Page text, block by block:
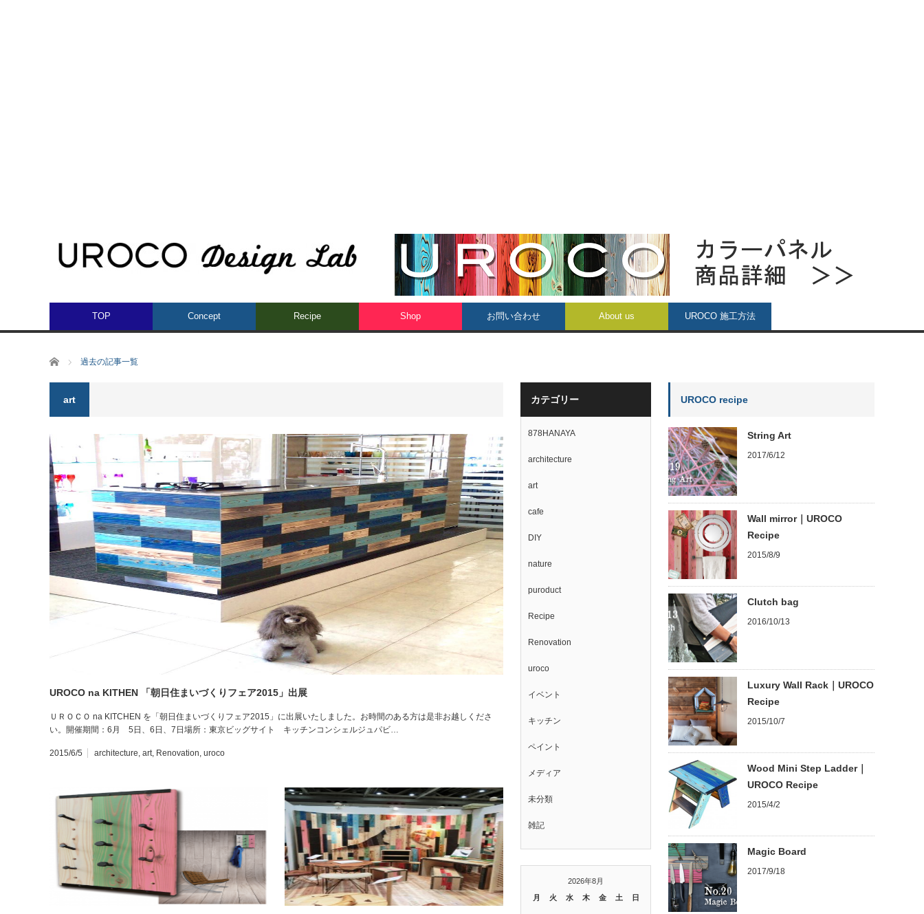
TOP Concept Recipe Shop お問い合わせ About us UROCO 施工方法
ホーム 過去の記事一覧
art
UROCO na KITHEN 「朝日住まいづくりフェア2015」出展
ＵＲＯＣＯ na KITCHEN を「朝日住まいづくりフェア2015」に出展いたしました。お時間のある方は是非お越しくださ
い。開催期間：6月 5日、6日、7日場所：東京ビッグサイト キッチンコンシェルジュパビ…
2015/6/5 architecture, art, Renovation, uroco
カテゴリー
878HANAYA
architecture
art
cafe
DIY
nature
puroduct
Recipe
Renovation
uroco
イベント
キッチン
ペイント
メディア
未分類
雑記
2026年8月
月
火 水 木 金 土 日
UROCO recipe
String Art
2017/6/12
Wall mirror｜UROCO
Recipe
2015/8/9
Clutch bag
2016/10/13
Luxury Wall Rack｜UROCO
Recipe
2015/10/7
Wood Mini Step Ladder｜
UROCO Recipe
2015/4/2
Magic Board
2017/9/18